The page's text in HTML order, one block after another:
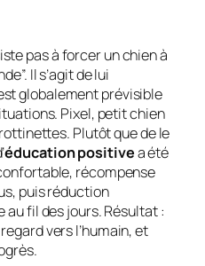
pas à forcer un chien à
Il s’agit de lui
globalement prévisible
Pixel, petit chien
Plutôt que de le
éducation positivea été
récompense
puis réduction
au fil des jours. Résultat :
vers l’humain, et